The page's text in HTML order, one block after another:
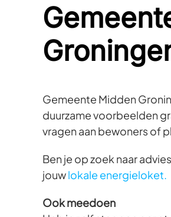
Gemeente Midden
duurzame voorbeelden
vragen aan bewoners of
Ben je op zoek naar
jouwlokale energieloket.
Ook meedoen